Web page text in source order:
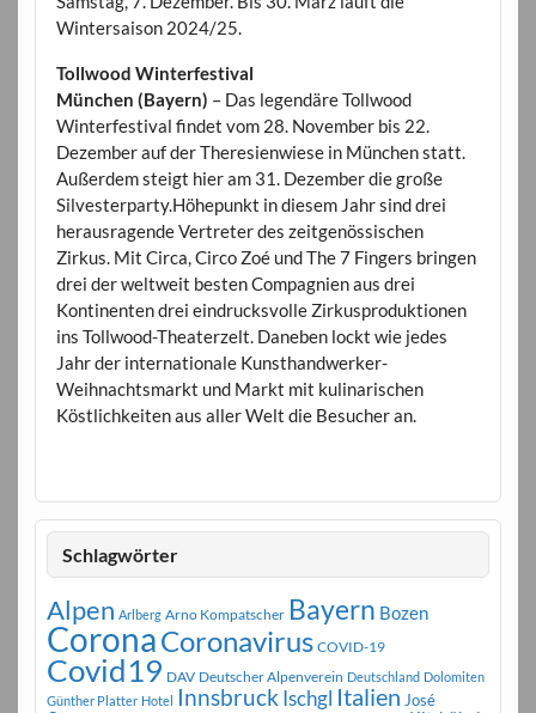
Wintersaison 2024/25.
Tollwood Winterfestival
München (Bayern) – Das legendäre Tollwood
Winterfestival findet vom 28. November bis 22.
Dezember auf der Theresienwiese in München statt.
Außerdem steigt hier am 31. Dezember die große
Silvesterparty.Höhepunkt in diesem Jahr sind drei
herausragende Vertreter des zeitgenössischen
Zirkus. Mit Circa, Circo Zoé und The 7 Fingers bringen
drei der weltweit besten Compagnien aus drei
Kontinenten drei eindrucksvolle Zirkusproduktionen
ins Tollwood-Theaterzelt. Daneben lockt wie jedes
Jahr der internationale Kunsthandwerker-
Weihnachtsmarkt und Markt mit kulinarischen
Köstlichkeiten aus aller Welt die Besucher an.
Schlagwörter
Alpen Arlberg Arno Kompatscher Bayern Bozen
CoronaCoronavirus COVID-19
Covid19 DAV Deutscher Alpenverein Deutschland Dolomiten
Günther Platter Hotel Innsbruck Ischgl Italien José